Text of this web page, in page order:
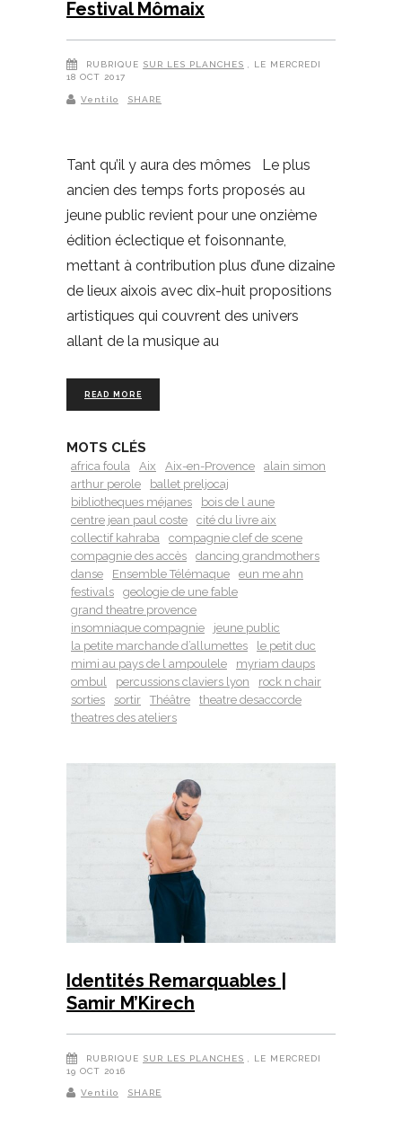
Festival Mômaix
RUBRIQUE SUR LES PLANCHES , LE MERCREDI
18 OCT 2017
Ventilo SHARE
Tant qu’il y aura des mômes Le plus
ancien des temps forts proposés au
jeune public revient pour une onzième
édition éclectique et foisonnante,
mettant à contribution plus d’une dizaine
de lieux aixois avec dix-huit propositions
artistiques qui couvrent des univers
allant de la musique au
READ MORE
MOTS CLÉS
africa foula Aix Aix-en-Provence
alain simon
arthur perole
ballet preljocaj
bibliotheques méjanes
bois de l aune
centre jean paul coste
cité du livre aix
collectif kahraba
compagnie clef de scene
compagnie des accès
dancing grandmothers
danse
Ensemble Télémaque
eun me ahn
festivals
geologie de une fable
grand theatre provence
insomniaque compagnie
jeune public
la petite marchande d’allumettes
le petit duc
mimi au pays de l ampoulele
myriam daups
ombul
percussions claviers lyon
rock n chair
sorties
sortir Théâtre
theatre desaccorde
theatres des ateliers
Identités Remarquables |
Samir M’Kirech
RUBRIQUE SUR LES PLANCHES
, LE MERCREDI
19 OCT 2016
Ventilo SHARE